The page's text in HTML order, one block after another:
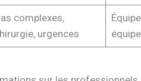
complexes,
urgences